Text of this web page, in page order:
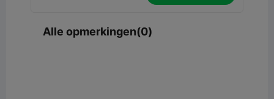
Alle opmerkingen(0)